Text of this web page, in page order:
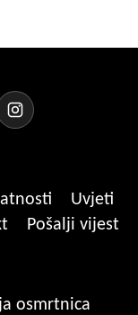
Uvjeti
Pošalji vijest
osmrtnica